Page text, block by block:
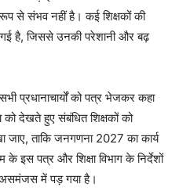
रूप से संभव नहीं है। कई शिक्षकों की
है, जिससे उनकी परेशानी और बढ़
प्रधानाचार्यों को पत्र भेजकर कहा
को देखते हुए संबंधित शिक्षकों को
जाए, ताकि जनगणना 2027 का कार्य
इस पत्र और शिक्षा विभाग के निर्देशों
असमंजस में पड़ गया है।